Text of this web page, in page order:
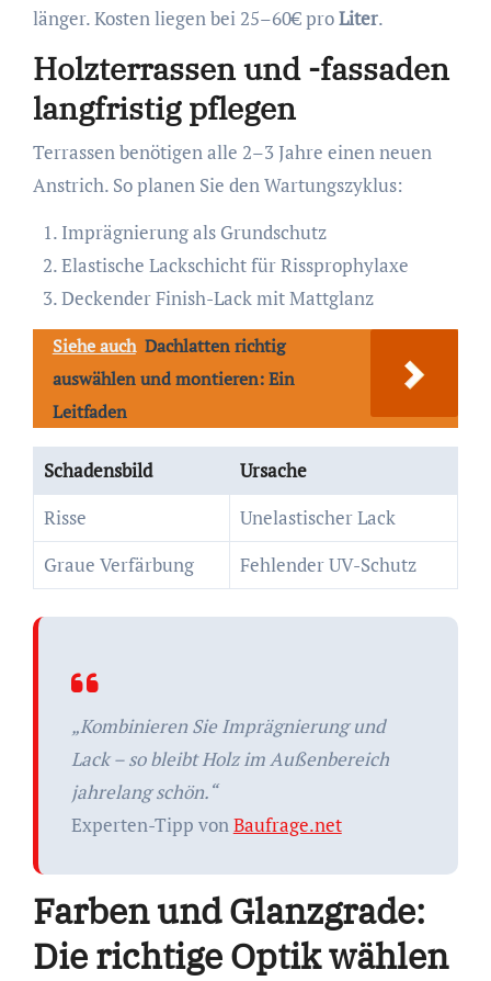
länger. Kosten liegen bei 25–60€ proLiter.
Holzterrassen und -fassaden
langfristig pflegen
Terrassen benötigen alle 2–3 Jahre einen neuen
Anstrich. So planen Sie den Wartungszyklus:
Imprägnierung als Grundschutz
Elastische Lackschicht für Rissprophylaxe
Deckender Finish-Lack mit Mattglanz
Siehe auch Dachlatten richtig
auswählen und montieren: Ein
Leitfaden
Schadensbild
Ursache
Risse
Unelastischer Lack
Graue Verfärbung
Fehlender UV-Schutz
„Kombinieren Sie Imprägnierung und
Lack – so bleibt Holz imAußenbereich
jahrelang schön.“
Experten-Tipp vonBaufrage.net
Farben und Glanzgrade:
Die richtige Optik wählen